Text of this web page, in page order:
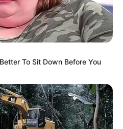
To Sit Down Before You